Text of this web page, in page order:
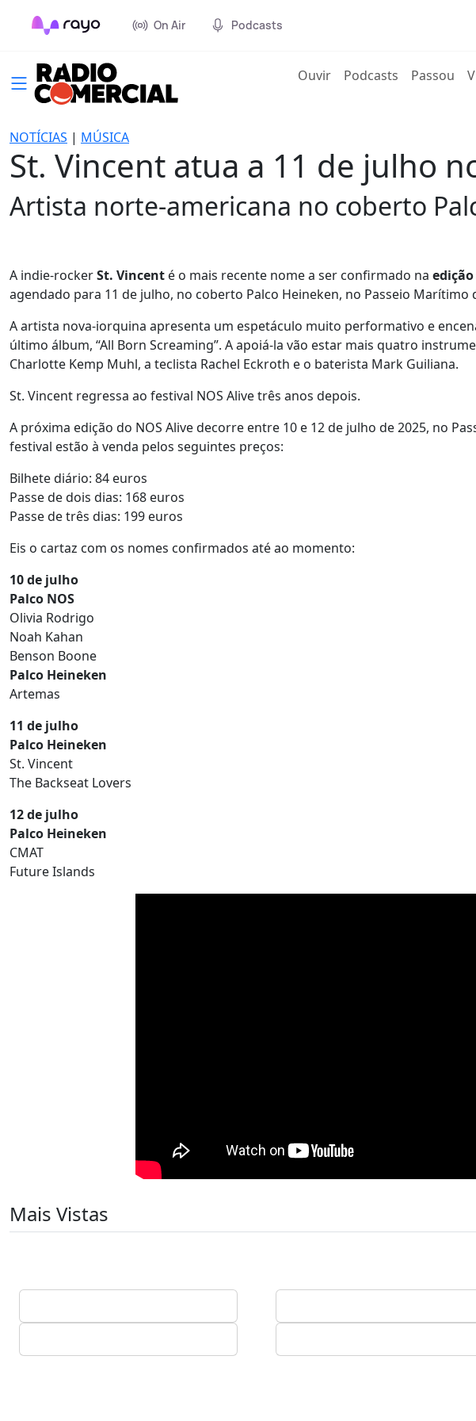
On Air Podcasts
Ouvir(current)
Podcasts Passou
NOTÍCIAS | MÚSICA
St. Vincent atua a 11 de julho
Artista norte-americana no coberto
A indie-rockerSt. Vincent é o mais recente nome a ser confirmado na edição
agendado para 11 de julho, no coberto Palco Heineken, no Passeio Marítimo
A artista nova-iorquina apresenta um espetáculo muito performativo e
último álbum, “All Born Screaming”. A apoiá-la vão estar mais quatro
Charlotte Kemp Muhl, a teclista Rachel Eckroth e o baterista Mark Guiliana.
St. Vincent regressa ao festival NOS Alive três anos depois.
A próxima edição do NOS Alive decorre entre 10 e 12 de julho de 2025, no
festival estão à venda pelos seguintes preços:
Bilhete diário: 84 euros
Passe de dois dias: 168 euros
Passe de três dias: 199 euros
Eis o cartaz com os nomes confirmados até ao momento:
10 de julho
Palco NOS
Olivia Rodrigo
Noah Kahan
Benson Boone
Palco Heineken
Artemas
11 de julho
Palco Heineken
St. Vincent
The Backseat Lovers
12 de julho
Palco Heineken
CMAT
Future Islands
Mais Vistas